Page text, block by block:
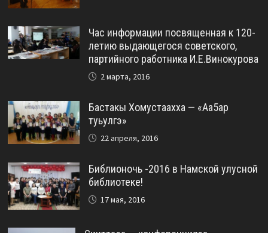
Час информации посвященная к 120-
летию выдающегося советского,
партийного работника И.Е.Винокурова
2 марта, 2016
Бастакы Хомустаахха — «Аа5ар
туьулгэ»
22 апреля, 2016
Библионочь -2016 в Намской улусной
библиотеке!
17 мая, 2016